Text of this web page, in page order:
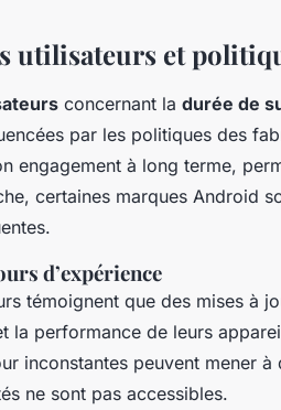
utilisateurs et
concernant la durée de
par les politiques des
engagement à long terme,
certaines marques Android
d’expérience
témoignent que des mises à
la performance de leurs
inconstantes peuvent mener
ne sont pas accessibles.